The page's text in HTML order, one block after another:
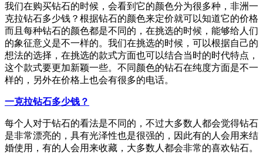
我们在购买钻石的时候，会看到它的颜色分为很多种，非洲一
克拉钻石多少钱？根据钻石的颜色来定价就可以知道它的价格
而且每种钻石的颜色都是不同的，在挑选的时候，能够给人们
的象征意义是不一样的。我们在挑选的时候，可以根据自己的
想法的选择，在挑选的款式方面也可以结合当时的时代特点，
这个款式要更加新颖一些。不同颜色的钻石在纯度方面是不一
样的，另外在价格上也会有很多的电话。
一克拉钻石多少钱？
每个人对于钻石的看法是不同的，不过大多数人都会觉得钻石
是非常漂亮的，具有光泽性也是很强的，因此有的人会用来结
婚使用，有的人会用来收藏，大多数人都会非常的喜欢钻石。